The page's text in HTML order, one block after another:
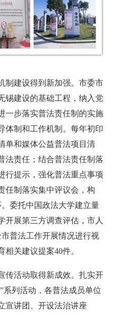
建设得到新加强。市委市
锡建设的基础工程，纳入党
一步落实普法责任制的实施
体制和工作机制。每年初印
单和媒体公益普法项目清
法责任；结合普法责任制落
行提示，强化普法重点事项
任制落实集中评议会，构
委托中国政法大学建立量
开展第三方调查评估，市人
普法工作开展情况进行视
关建议提案40件。
活动取得新成效。扎实开
系列活动，各普法成员单位
宣讲团、开设法治讲座